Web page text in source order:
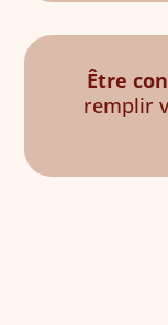
Être
remplir